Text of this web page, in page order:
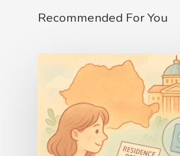
Recommended For You